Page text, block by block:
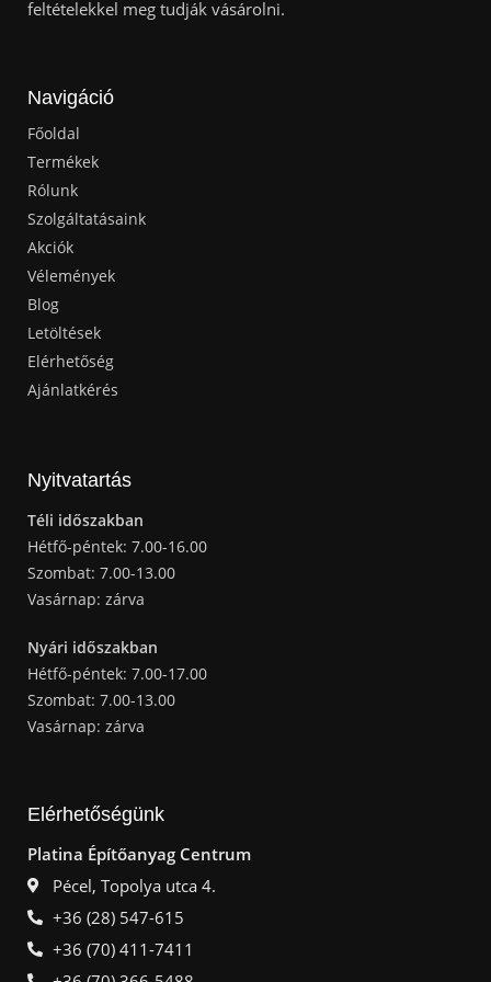
feltételekkel meg tudják vásárolni.
Navigáció
Főoldal
Termékek
Rólunk
Szolgáltatásaink
Akciók
Vélemények
Blog
Letöltések
Elérhetőség
Ajánlatkérés
Nyitvatartás
Téli időszakban
Hétfő-péntek: 7.00-16.00
Szombat: 7.00-13.00
Vasárnap: zárva
Nyári időszakban
Hétfő-péntek: 7.00-17.00
Szombat: 7.00-13.00
Vasárnap: zárva
Elérhetőségünk
Platina Építőanyag Centrum
Pécel, Topolya utca 4.
+36 (28) 547-615
+36 (70) 411-7411